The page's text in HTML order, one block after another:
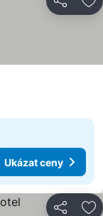
Sdílet
Ukázat ceny